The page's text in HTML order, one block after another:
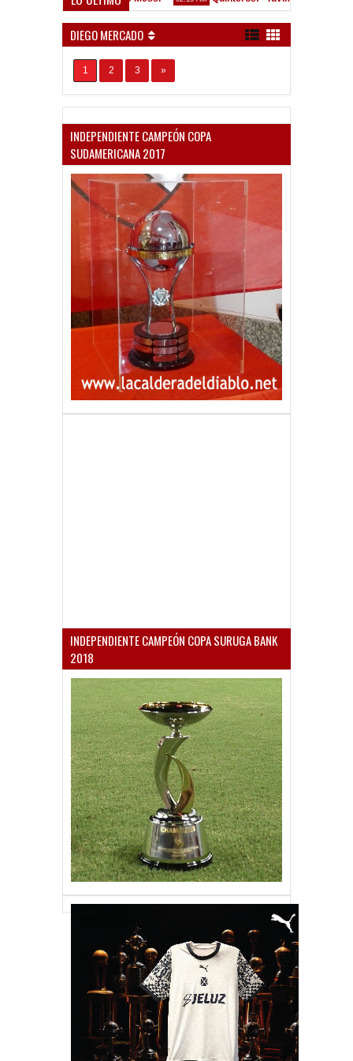
DIEGO MERCADO
1 2 3 »
INDEPENDIENTE CAMPEÓN COPA
SUDAMERICANA 2017
INDEPENDIENTE CAMPEÓN COPA SURUGA BANK
2018